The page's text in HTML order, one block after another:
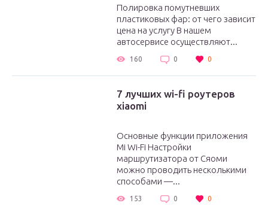
Полировка помутневших
пластиковых фар: от чего зависит
цена на услугу В нашем
автосервисе осуществляют...
160 0 0
7 лучших wi-fi роутеров
xiaomi
Основные функции приложения
Mi Wi-Fi Настройки
маршрутизатора от Сяоми
можно проводить несколькими
способами —...
153 0 0